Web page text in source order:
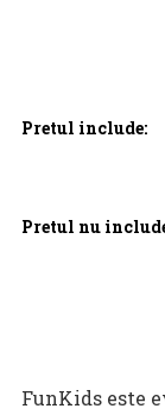
Pretul include:
Pretul nu
FunKids este evenimentul în care creem cele mai